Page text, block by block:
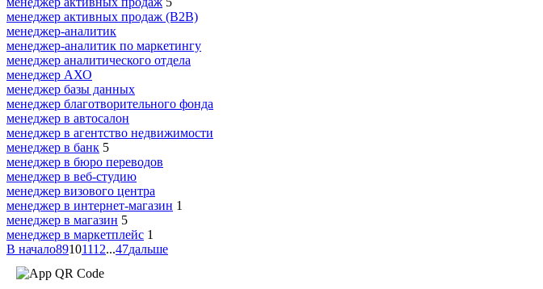
менеджер активных продаж (B2B)
менеджер-аналитик
менеджер-аналитик по маркетингу
менеджер аналитического отдела
менеджер АХО
менеджер базы данных
менеджер благотворительного фонда
менеджер в автосалон
менеджер в агентство недвижимости
менеджер в банк 5
менеджер в бюро переводов
менеджер в веб-студию
менеджер визового центра
менеджер в интернет-магазин 1
менеджер в магазин 5
менеджер в маркетплейс 1
В начало89101112...47дальше